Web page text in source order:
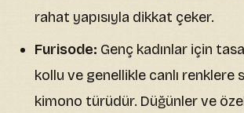
rahat yapısıyla dikkat çeker.
Furisode: Genç kadınlar için
kollu ve genellikle canlı renklere
kimono türüdür. Düğünler ve